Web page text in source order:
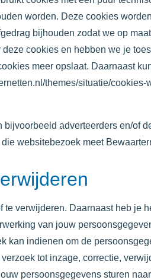
worden. Deze cookies
bijhouden zodat we op
cookies en hebben we je
meer opslaat. Daarnaast
themes/situatie/
adverteerders en/of
websitebezoek meet
verwijderen. Daarnaast heb je
van jouw
kan indienen om de
tot inzage, correctie,
persoonsgegevens sturen